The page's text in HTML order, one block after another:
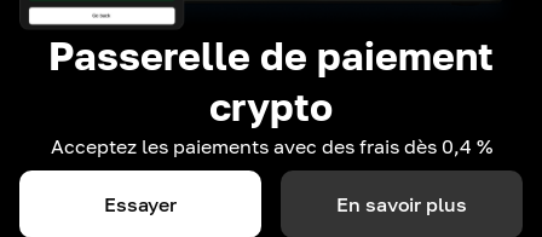
Passerelle de paiement
crypto
Acceptez les paiements avec des frais dès 0,4 %
Essayer En savoir plus